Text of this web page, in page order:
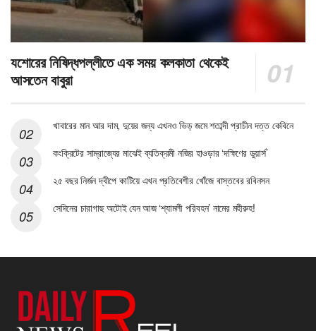
যশোরের নিষিদ্ধপল্লীতে এক সময় কলকাতা থেকেই
আসতেন বাবুরা
খাবারের মান আর দাম, দুয়ের জন্য এখনও ভিড় জমে শতাব্দী প্রাচীন দত্ত কেবিনে
কংক্রিটের সাম্রাজ্যের মাঝেই ব্যতিক্রমী নজির হাওড়ার ‘দক্ষিণের ডুয়ার্স’
২৫ বছর নির্জন দ্বীপে কাটিয়ে এখন প্রতিবেশীর খোঁজে বাস্তবের রবিনসন
সেদিনের চারাগাছ অটোই যেন আজ ‘শ্যামলী পরিবহন’ নামের মহীরুহ!